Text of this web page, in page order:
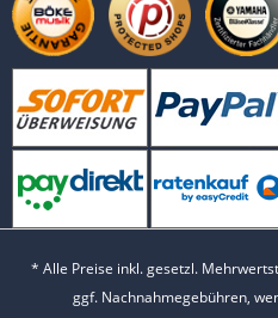
* Alle Preise inkl. gesetzl.
ggf. Nachnahmegebühren,